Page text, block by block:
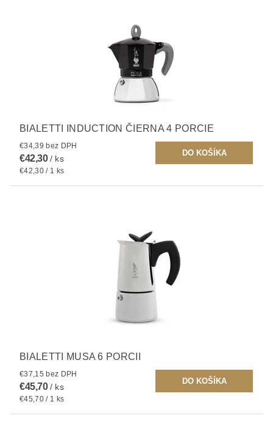
BIALETTI INDUCTION ČIERNA 4 PORCIE
€34,39 bez DPH
€42,30/ ks
€42,30 / 1 ks
BIALETTI MUSA 6 PORCII
€37,15 bez DPH
€45,70/ ks
€45,70 / 1 ks